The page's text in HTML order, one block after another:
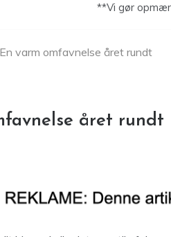
**Vi gør
En varm omfavnelse året rundt
året rundt